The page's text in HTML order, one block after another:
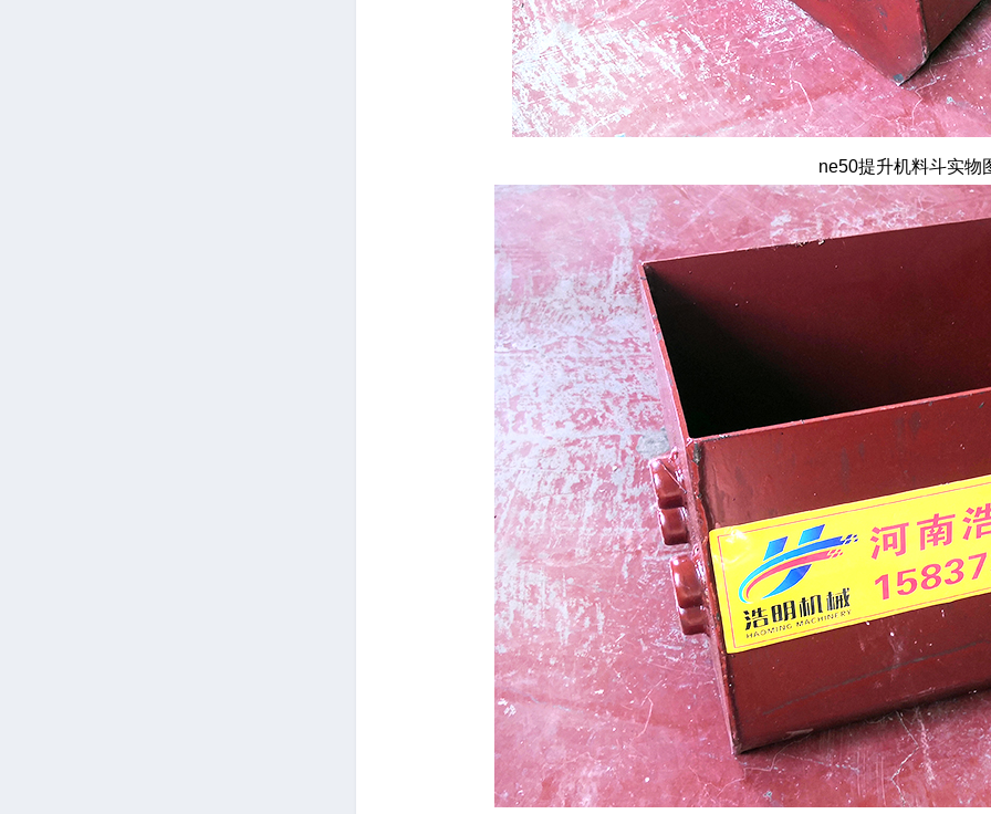
ne50提升机料斗实物